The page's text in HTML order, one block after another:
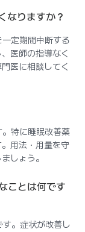
なりますか？
定期間中断する
医師の指導なく
医に相談してく
特に睡眠改善薬
用法・用量を守
しょう。
ことは何です
。症状が改善し